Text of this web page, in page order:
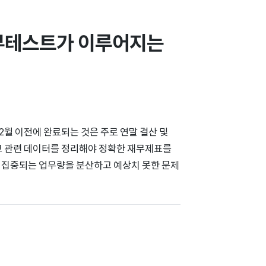
스트가 이루어지는
이전에 완료되는 것은 주로 연말 결산 및
련 데이터를 정리해야 정확한 재무제표를
중되는 업무량을 분산하고 예상치 못한 문제